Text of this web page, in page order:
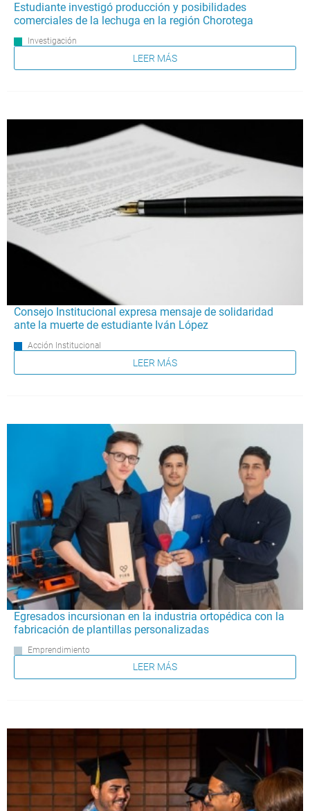
Estudiante investigó producción y posibilidades
comerciales de la lechuga en la región Chorotega
Investigación
LEER MÁS
Consejo Institucional expresa mensaje de solidaridad
ante la muerte de estudiante Iván López
Acción Institucional
LEER MÁS
Egresados incursionan en la industria ortopédica con la
fabricación de plantillas personalizadas
Emprendimiento
LEER MÁS